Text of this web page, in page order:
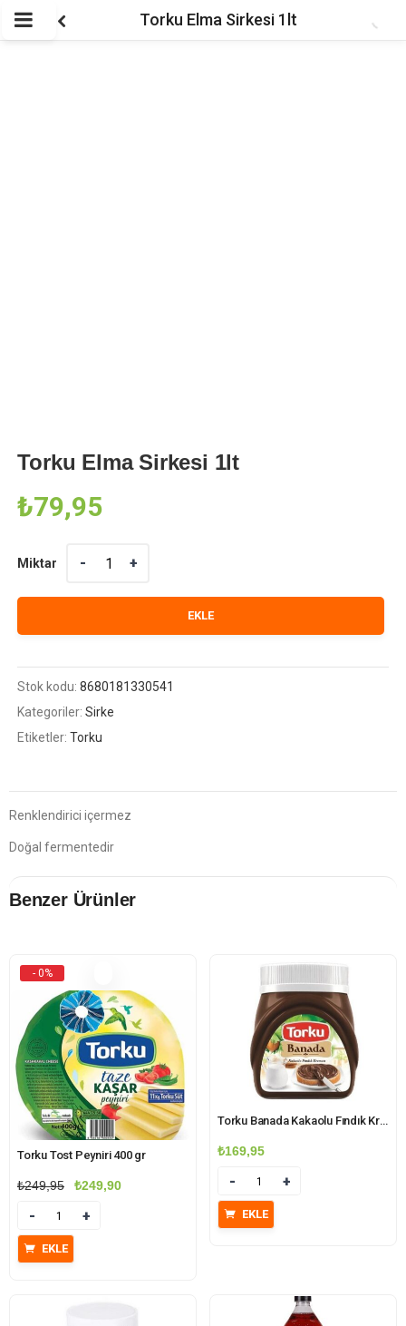
Torku Elma Sirkesi 1lt
Torku Elma Sirkesi 1lt
₺79,95
Miktar
EKLE
Stok kodu:8680181330541
Kategoriler:Sirke
Etiketler:Torku
Renklendirici içermez
Doğal fermentedir
Benzer Ürünler
- 0%
Torku Tost Peyniri 400 gr
₺249,95
Orijinal
₺249,90Şu
Miktar
EKLE
Torku Banada Kakaolu Fındık Kreması 400 gr
₺169,95
Miktar
EKLE